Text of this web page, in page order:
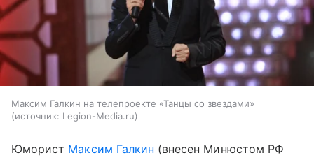
Максим Галкин на телепроекте «Танцы со звездами»
источник: Legion-Media.ru
Юморист Максим Галкин (внесен Минюстом РФ